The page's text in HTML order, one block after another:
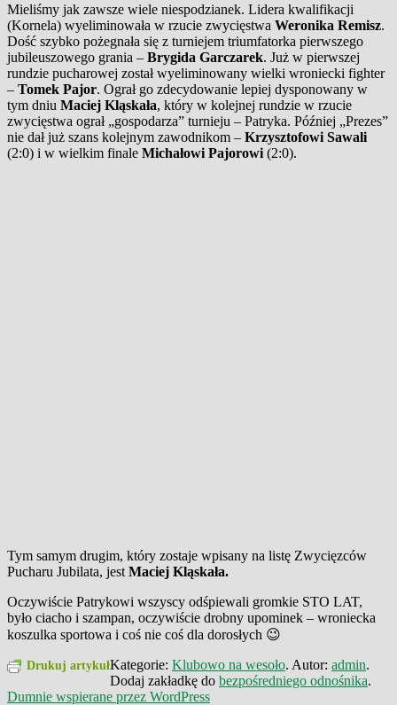
Mieliśmy jak zawsze wiele niespodzianek. Lidera kwalifikacji
(Kornela) wyeliminowała w rzucie zwycięstwa Weronika Remisz.
Dość szybko pożegnała się z turniejem triumfatorka pierwszego
jubileuszowego grania – Brygida Garczarek. Już w pierwszej
rundzie pucharowej został wyeliminowany wielki wroniecki fighter
– Tomek Pajor. Ograł go zdecydowanie lepiej dysponowany w
tym dniu Maciej Kląskała, który w kolejnej rundzie w rzucie
zwycięstwa ograł „gospodarza” turnieju – Patryka. Później „Prezes”
nie dał już szans kolejnym zawodnikom – Krzysztofowi Sawali
(2:0) i w wielkim finale Michałowi Pajorowi (2:0).
Tym samym drugim, który zostaje wpisany na listę Zwycięzców
Pucharu Jubilata, jest Maciej Kląskała.
Oczywiście Patrykowi wszyscy odśpiewali gromkie STO LAT,
było ciacho i szampan, oczywiście drobny upominek – wroniecka
koszulka sportowa i coś nie coś dla dorosłych 😉
Drukuj artykułKategorie: Klubowo na wesoło. Autor: admin.
Dodaj zakładkę do bezpośredniego odnośnika.
Dumnie wspierane przez WordPress